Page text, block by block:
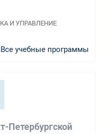
И УПРАВЛЕНИЕ
Все учебные программы
Петербургской